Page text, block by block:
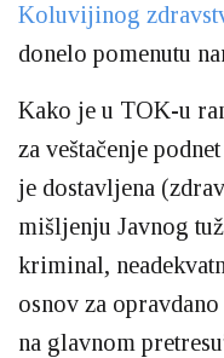
Koluvijinog
donelo pomenutu
Kako je u TOK-u
za veštačenje
je dostavljena
mišljenju Javnog
kriminal,
osnov za
na glavnom